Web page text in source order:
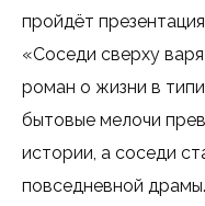
пройдёт
«Соседи сверху
роман о жизни в
бытовые мелочи
истории, а соседи
повседневной